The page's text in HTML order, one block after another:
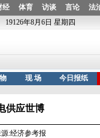
供应世博
:经济参考报